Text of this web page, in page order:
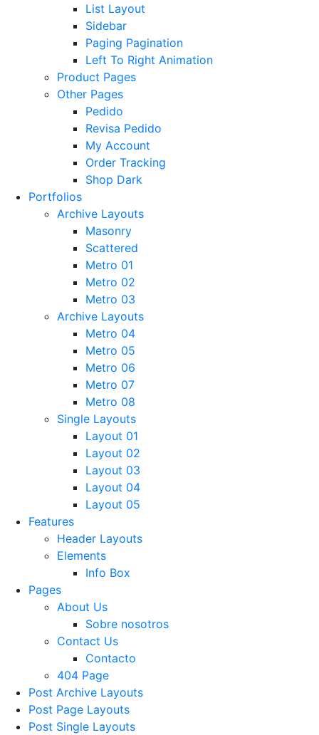
List Layout
Sidebar
Paging Pagination
Left To Right Animation
Product Pages
Other Pages
Pedido
Revisa Pedido
My Account
Order Tracking
Shop Dark
Portfolios
Archive Layouts
Masonry
Scattered
Metro 01
Metro 02
Metro 03
Archive Layouts
Metro 04
Metro 05
Metro 06
Metro 07
Metro 08
Single Layouts
Layout 01
Layout 02
Layout 03
Layout 04
Layout 05
Features
Header Layouts
Elements
Info Box
Pages
About Us
Sobre nosotros
Contact Us
Contacto
404 Page
Post Archive Layouts
Post Page Layouts
Post Single Layouts